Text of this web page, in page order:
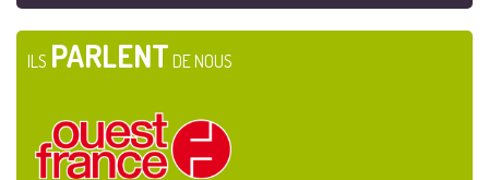
ILS PARLENT DE NOUS